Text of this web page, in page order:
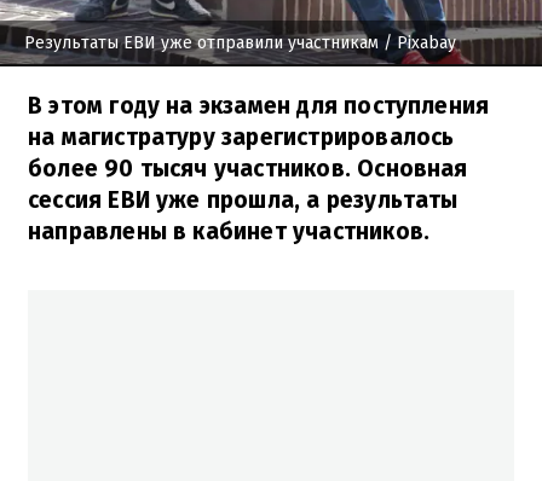
Результаты ЕВИ уже отправили участникам / Pixabay
В этом году на экзамен для поступления
на магистратуру зарегистрировалось
более 90 тысяч участников. Основная
сессия ЕВИ уже прошла, а результаты
направлены в кабинет участников.